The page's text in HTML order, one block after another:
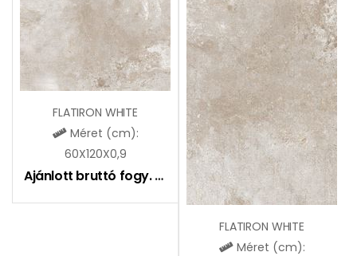
FLATIRON WHITE
Méret (cm):
60X120X0,9
Ajánlott bruttó fogy. ár: 10990Ft
FLATIRON WHITE
Méret (cm):